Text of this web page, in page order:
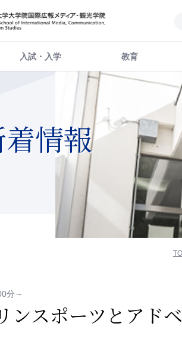
入試・入学 教育
情報
分～
ンスポーツとアド